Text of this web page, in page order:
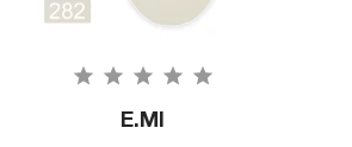
E.MI